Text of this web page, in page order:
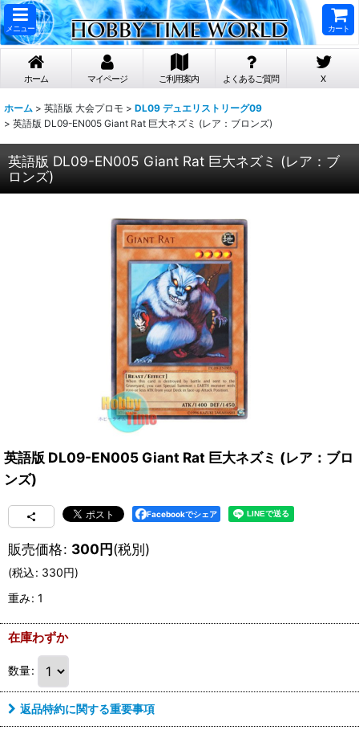
メニュー カート
ホーム マイページ ご利用案内 よくあるご質問 X
ホーム > 英語版 大会プロモ > DL09 デュエリストリーグ09
> 英語版 DL09-EN005 Giant Rat 巨大ネズミ (レア：ブロンズ)
英語版 DL09-EN005 Giant Rat 巨大ネズミ (レア：ブ
ロンズ)
英語版 DL09-EN005 Giant Rat 巨大ネズミ (レア：ブロ
ンズ)
Facebookでシェア
販売価格: 300円(税別)
(税込: 330円)
重み: 1
在庫わずか
数量:
返品特約に関する重要事項